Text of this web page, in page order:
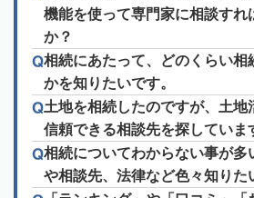
機能を使って専門家に相談すれ
か？
相続にあたって、どのくらい相
かを知りたいです。
土地を相続したのですが、土地
信頼できる相談先を探していま
相続についてわからない事が多
や相談先、法律など色々知りた